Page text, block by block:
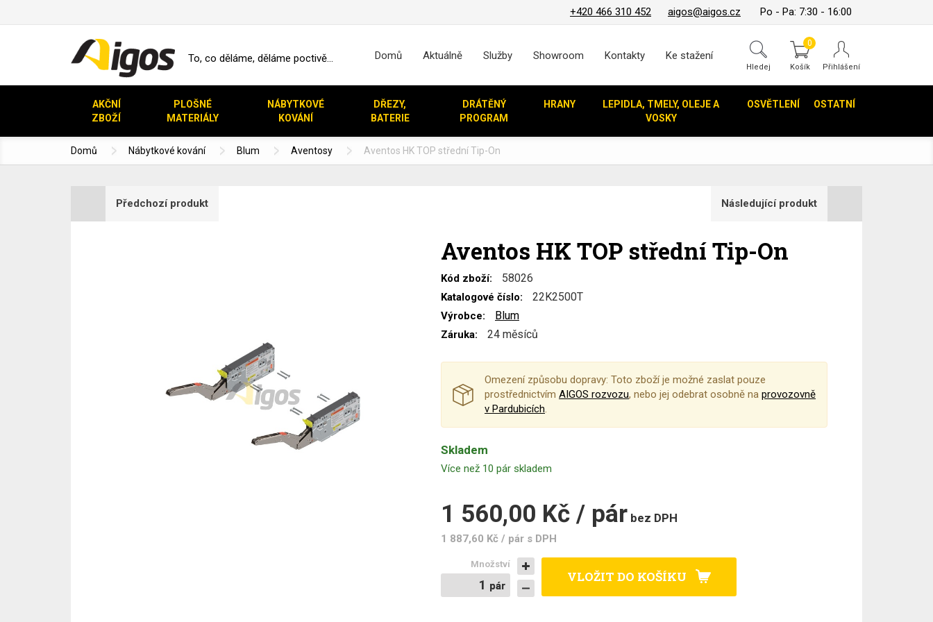
+420 466 310 452 aigos@aigos.cz Po - Pa: 7:30 - 16:00
To, co děláme, děláme poctivě...
0
Hledej
Domů Aktuálně Služby Showroom Kontakty Ke stažení
AKČNÍ
ZBOŽÍ
PLOŠNÉ
MATERIÁLY
NÁBYTKOVÉ
KOVÁNÍ
DŘEZY,
BATERIE
DRÁTĚNÝ
PROGRAM
HRANY
LEPIDLA, TMELY, OLEJE A
VOSKY
OSVĚTLENÍ OSTATNÍ
Domů Nábytkové kování Blum Aventosy Aventos HK TOP střední Tip-On
Předchozí produkt Následující produkt
Aventos HK TOP střední Tip-On
Kód zboží: 58026
Katalogové číslo: 22K2500T
Výrobce: Blum
Záruka: 24 měsíců
Omezení způsobu dopravy: Toto zboží je možné zaslat pouze
prostřednictvím AIGOS rozvozu, nebo jej odebrat osobně na provozovně
v Pardubicích.
Skladem
Více než 10 pár skladem
1 560,00 Kč / pár bez DPH
1 887,60 Kč / pár s DPH
pár
pár
Množství
VLOŽIT DO KOŠÍKU